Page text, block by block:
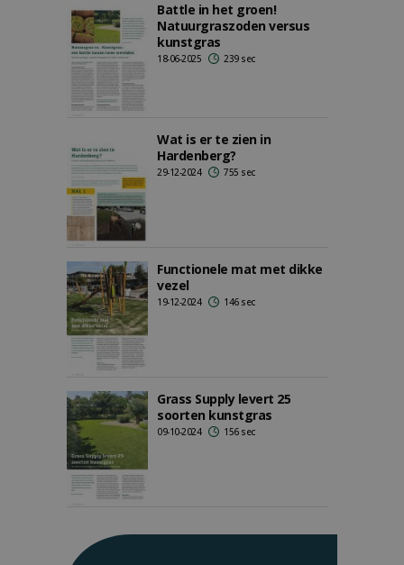
Battle in het groen!
Natuurgraszoden versus
kunstgras
18-06-2025 239 sec
Wat is er te zien in
Hardenberg?
29-12-2024 755 sec
Functionele mat met dikke
vezel
19-12-2024 146 sec
Grass Supply levert 25
soorten kunstgras
09-10-2024 156 sec